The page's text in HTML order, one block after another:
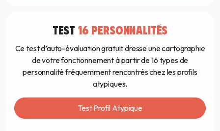
TEST 16 PERSONNALITÉS
Ce test d’auto-évaluation gratuit dresse une cartographie
de votre fonctionnement à partir de 16 types de
personnalité fréquemment rencontrés chez les profils
atypiques.
Test Profil Atypique